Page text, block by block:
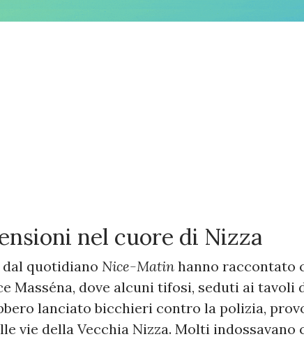
nel cuore di Nizza
quotidiano Nice-Matin hanno raccontato
Masséna, dove alcuni tifosi, seduti ai tavoli
lanciato bicchieri contro la polizia,
vie della Vecchia Nizza. Molti indossavano